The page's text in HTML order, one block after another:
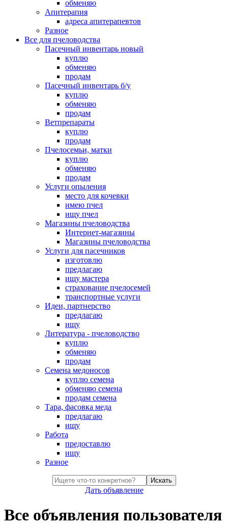
обменяю
Апитерапия
адреса апитерапевтов
Разное
Все для пчеловодства
Пасечный инвентарь новый
куплю
обменяю
продам
Пасечный инвентарь б/у
куплю
обменяю
продам
Ветпрепараты
куплю
продам
Пчелосемьи, матки
куплю
обменяю
продам
Услуги опыления
место для кочевки
имею пчел
ищу пчел
Магазины пчеловодства
Интернет-магазины
Магазины пчеловодства
Услуги для пасечников
изготовлю
предлагаю
ищу мастера
страхование пчелосемей
транспортные услуги
Идеи, партнерство
предлагаю
ищу
Литература - пчеловодство
куплю
обменяю
продам
Семена медоносов
куплю семена
обменяю семена
продам семена
Тара, фасовка меда
предлагаю
ищу
Работа
предоставлю
ищу
Разное
Искать
Дать объявление
Все объявления пользователя